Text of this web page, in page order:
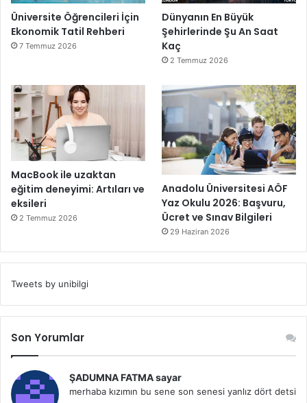
Üniversite Öğrencileri İçin
Ekonomik Tatil Rehberi
7 Temmuz 2026
Dünyanın En Büyük
Şehirlerinde Şu An Saat
Kaç
2 Temmuz 2026
MacBook ile uzaktan
eğitim deneyimi: Artıları ve
eksileri
2 Temmuz 2026
Anadolu Üniversitesi AÖF
Yaz Okulu 2026: Başvuru,
Ücret ve Sınav Bilgileri
29 Haziran 2026
Tweets by unibilgi
Son Yorumlar
ŞADUMNA FATMA sayar
merhaba kızımın bu sene son senesi yanlız dört detsi